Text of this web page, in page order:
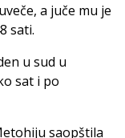
a juče mu je
sati.
u sud u
sat i po
saopštila